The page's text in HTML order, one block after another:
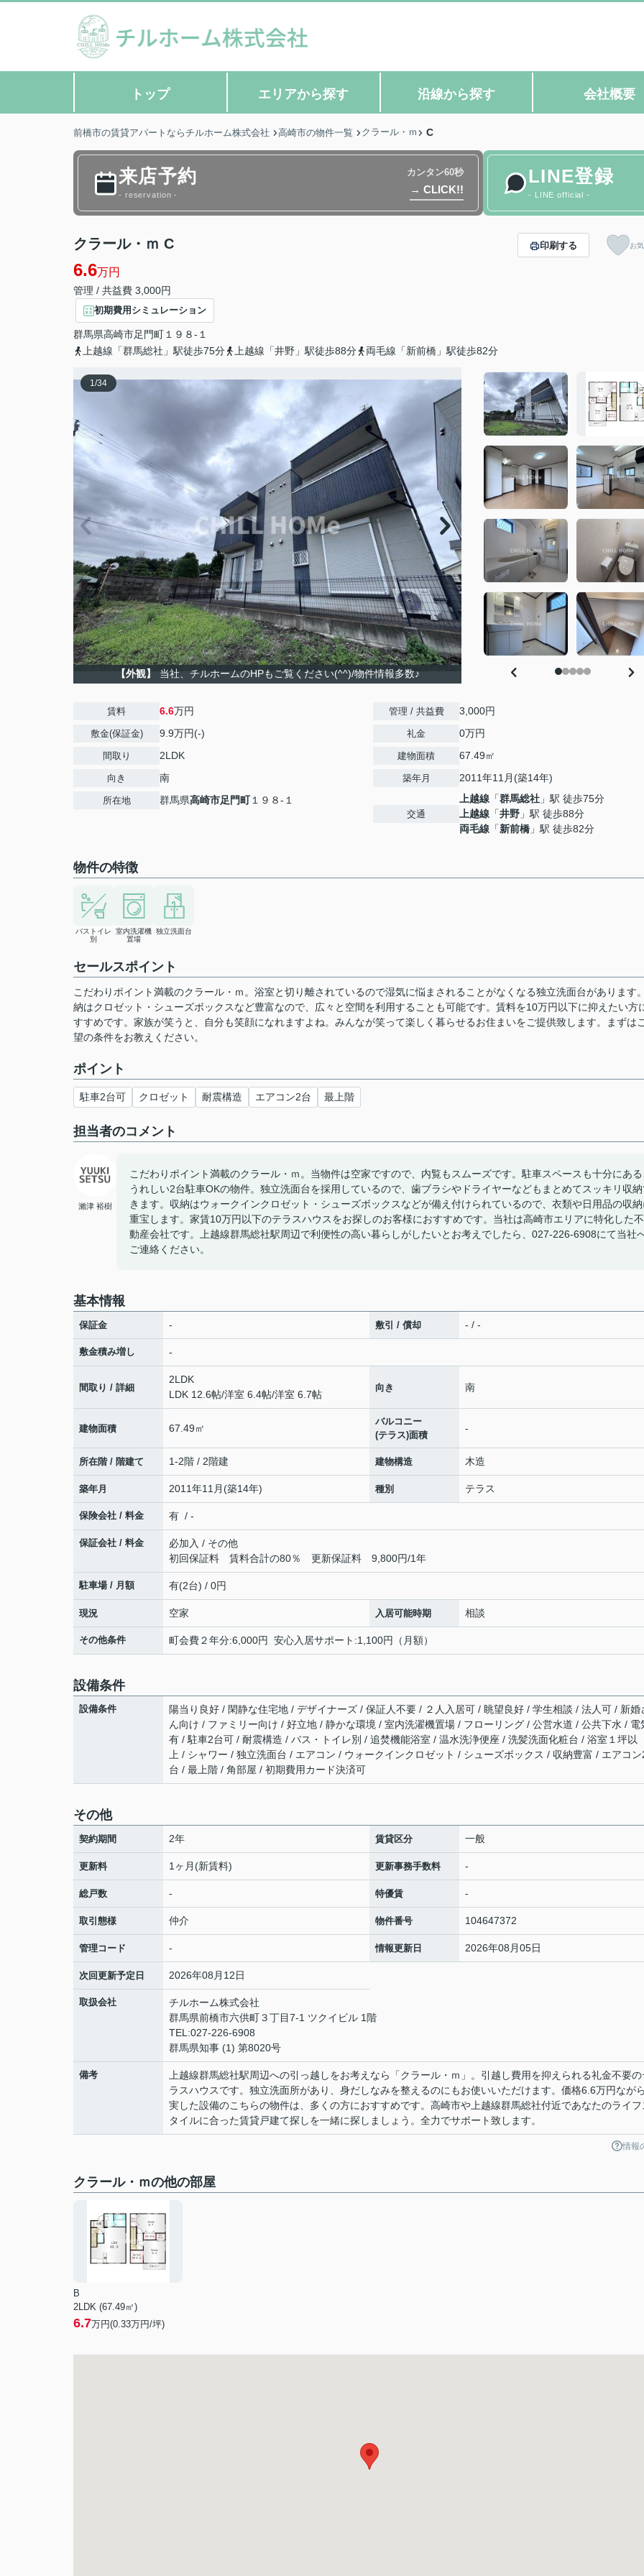
トップ エリアから探す 沿線から探す 会社概要
前橋市の賃貸アパートならチルホーム株式会社 高崎市の物件一覧 クラール・ｍ C
来店予約
- reservation -
カンタン60秒
→ CLICK!!
LINE登録
- LINE official -
クラール・ｍ C
6.6万円
管理 / 共益費 3,000円
初期費用シミュレーション
群馬県高崎市足門町 １９８-１
上越線「群馬総社」駅徒歩75分
上越線「井野」駅徒歩88分 両毛線「新前橋」駅徒歩82分
印刷する お
1/34
【外観】 当社、チルホームのHPもご覧ください(^^)/物件情報多数♪
賃料 6.6万円
敷金(保証金) 9.9万円(-)
間取り 2LDK
向き 南
所在地 群馬県高崎市足門町１９８-１
管理 / 共益費 3,000円
礼金 0万円
建物面積 67.49㎡
築年月 2011年11月(築14年)
交通
上越線 「群馬総社 」駅 徒歩75分
上越線 「井野 」駅 徒歩88分
両毛線 「新前橋 」駅 徒歩82分
物件の特徴
バストイレ
別
室内洗濯機
置場
独立洗面台
セールスポイント
こだわりポイント満載のクラール・ｍ。浴室と切り離されているので湿気に悩まされることがなくなる独立洗面台があります
納はクロゼット・シューズボックスなど豊富なので、広々と空間を利用することも可能です。賃料を10万円以下に抑えたい方
すすめです。家族が笑うと、自分も笑顔になれますよね。みんなが笑って楽しく暮らせるお住まいをご提供致します。まずは
望の条件をお教えください。
ポイント
駐車2台可 クロゼット 耐震構造 エアコン2台 最上階
担当者のコメント
瀨津 裕樹
こだわりポイント満載のクラール・ｍ。当物件は空家ですので、内覧もスムーズです。駐車スペースも十分にある
うれしい2台駐車OKの物件。独立洗面台を採用しているので、歯ブラシやドライヤーなどもまとめてスッキリ収
きます。収納はウォークインクロゼット・シューズボックスなどが備え付けられているので、衣類や日用品の収納
重宝します。家賃10万円以下のテラスハウスをお探しのお客様におすすめです。当社は高崎市エリアに特化した不
動産会社です。上越線群馬総社駅周辺で利便性の高い暮らしがしたいとお考えでしたら、027-226-6908にて当社
ご連絡ください。
基本情報
保証金 - 敷引 / 償却 - / -
敷金積み増し -
間取り / 詳細
2LDK
LDK 12.6帖/洋室 6.4帖/洋室 6.7帖
向き 南
建物面積 67.49㎡
バルコニー
(テラス)面積
-
所在階 / 階建て 1-2階 / 2階建 建物構造 木造
築年月 2011年11月(築14年) 種別 テラス
保険会社 / 料金 有 / -
保証会社 / 料金
必加入 / その他
初回保証料 賃料合計の80％ 更新保証料 9,800円/1年
駐車場 / 月額 有(2台) / 0円
現況 空家 入居可能時期 相談
その他条件 町会費２年分:6,000円 安心入居サポート:1,100円（月額）
設備条件
設備条件
陽当り良好 / 閑静な住宅地 / デザイナーズ / 保証人不要 / ２人入居可 / 眺望良好 / 学生相談 / 法人可 / 新婚
ん向け / ファミリー向け / 好立地 / 静かな環境 / 室内洗濯機置場 / フローリング / 公営水道 / 公共下水 / 電
有 / 駐車2台可 / 耐震構造 / バス・トイレ別 / 追焚機能浴室 / 温水洗浄便座 / 洗髪洗面化粧台 / 浴室１坪以
上 / シャワー / 独立洗面台 / エアコン / ウォークインクロゼット / シューズボックス / 収納豊富 / エアコン
台 / 最上階 / 角部屋 / 初期費用カード決済可
その他
契約期間 2年 賃貸区分 一般
更新料 1ヶ月(新賃料) 更新事務手数料 -
総戸数 - 特優賃 -
取引態様 仲介 物件番号 104647372
管理コード - 情報更新日 2026年08月05日
次回更新予定日 2026年08月12日
取扱会社
チルホーム株式会社
群馬県前橋市六供町３丁目7-1 ツクイビル 1階
TEL:027-226-6908
群馬県知事 (1) 第8020号
備考
上越線群馬総社駅周辺への引っ越しをお考えなら「クラール・ｍ」。引越し費用を抑えられる礼金不要の
ラスハウスです。独立洗面所があり、身だしなみを整えるのにもお使いいただけます。価格6.6万円なが
実した設備のこちらの物件は、多くの方におすすめです。高崎市や上越線群馬総社付近であなたのライフ
タイルに合った賃貸戸建て探しを一緒に探しましょう。全力でサポート致します。
情報
クラール・ｍの他の部屋
B
2LDK (67.49㎡)
6.7万円(0.33万円/坪)